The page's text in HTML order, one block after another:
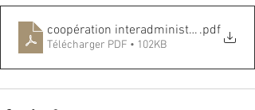
coopération interadministrative et
.pdf
Télécharger PDF • 102KB